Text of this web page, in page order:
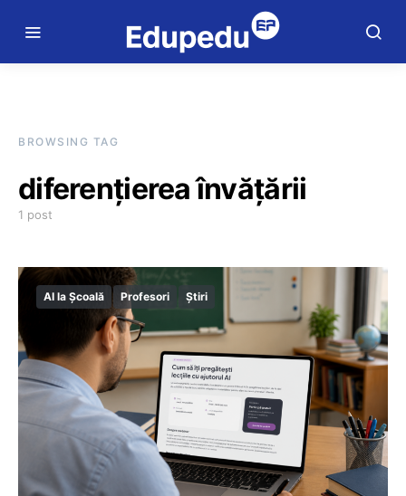
BROWSING TAG
diferențierea învățării
1 post
AI la Școală Profesori Știri